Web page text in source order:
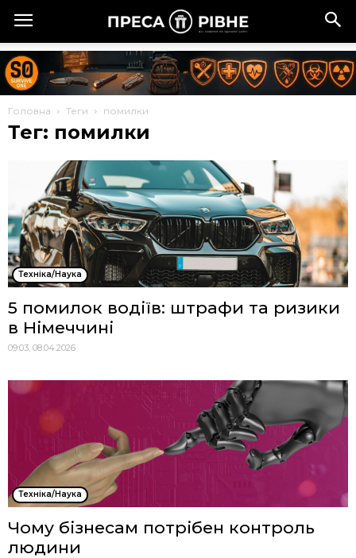
Головна Теги помилки
Тег: помилки
Техніка/Наука
5 помилок водіїв: штрафи та ризики
в Німеччині
09:03, 08.04.2026
Техніка/Наука
Чому бізнесам потрібен контроль
людини